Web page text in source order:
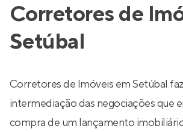
Corretores de
Setúbal
Corretores de Imóveis em Setúbal
intermediação das negociações que
compra de um lançamento